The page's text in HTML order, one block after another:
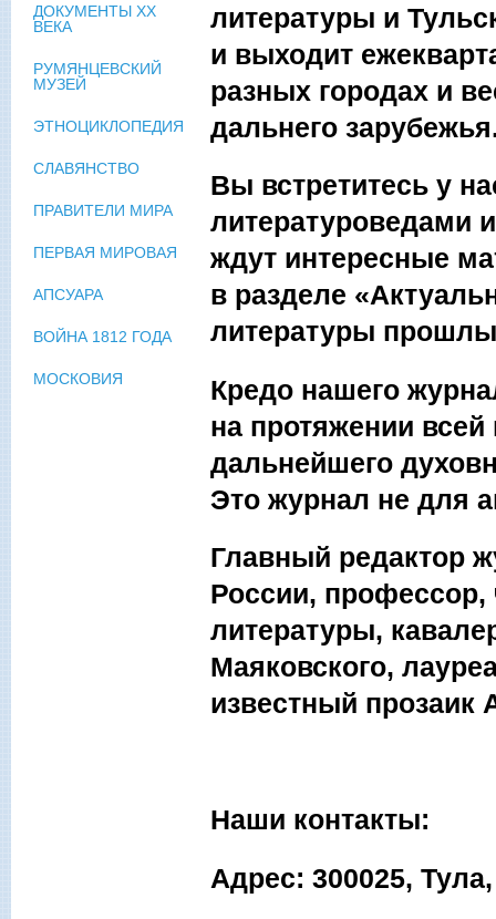
литературы и
и выходит
разных городах и
дальнего
Вы встретитесь у
литературоведами
ждут интересные
в разделе
литературы
Кредо нашего
на протяжении
дальнейшего
Это журнал не для
Главный редактор
России,
литературы,
Маяковского,
известный прозаик
Наши контакты:
Адрес: 300025,
ДОКУМЕНТЫ XX
ВЕКА
РУМЯНЦЕВСКИЙ
МУЗЕЙ
ЭТНОЦИКЛОПЕДИЯ
СЛАВЯНСТВО
ПРАВИТЕЛИ МИРА
ПЕРВАЯ МИРОВАЯ
АПСУАРА
ВОЙНА 1812 ГОДА
МОСКОВИЯ